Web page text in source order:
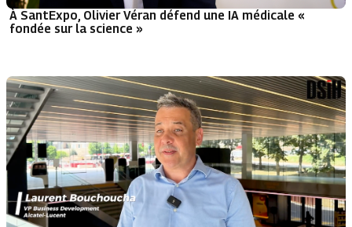
À SantExpo, Olivier Véran défend une IA médicale «
fondée sur la science »